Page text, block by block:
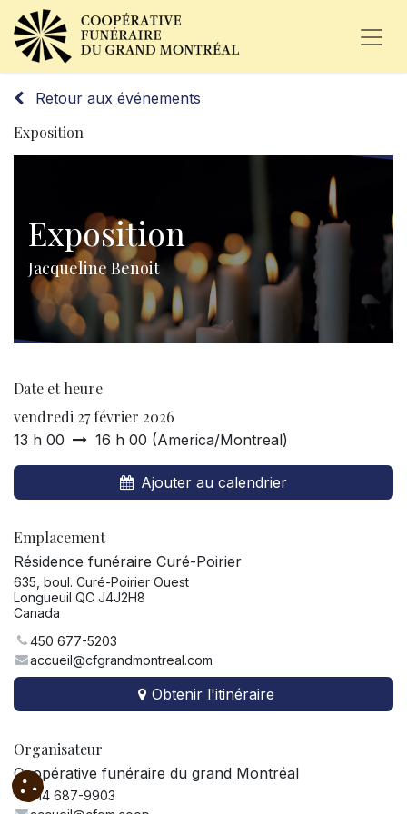
Retour aux événements
Exposition
Exposition
Jacqueline Benoit
Date et heure
vendredi 27 février 2026
13 h 00 16 h 00 (America/Montreal)
Ajouter au calendrier
Emplacement
Résidence funéraire Curé-Poirier
635, boul. Curé-Poirier Ouest
Longueuil QC J4J2H8
Canada
450 677-5203
accueil@cfgrandmontreal.com
Obtenir l'itinéraire
Organisateur
Coopérative funéraire du grand Montréal
514 687-9903